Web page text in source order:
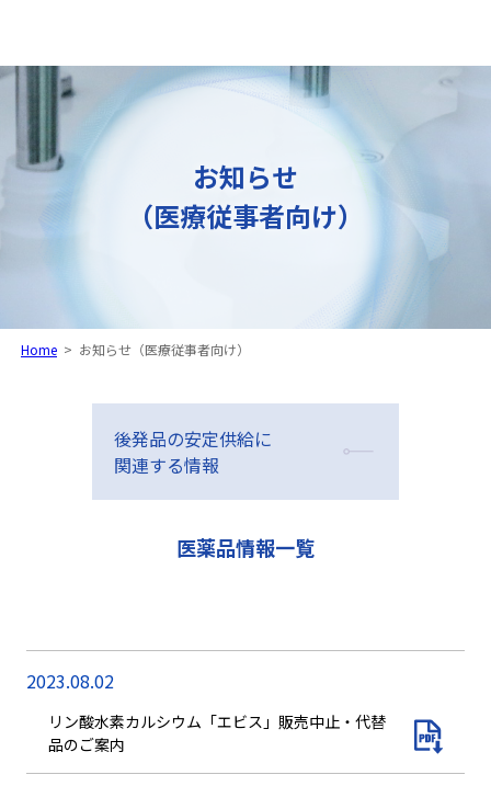
お知らせ
（医療従事者向け）
Home > お知らせ（医療従事者向け）
後発品の安定供給に
関連する情報
医薬品情報一覧
2023.08.02
リン酸水素カルシウム「エビス」販売中止・代替
品のご案内